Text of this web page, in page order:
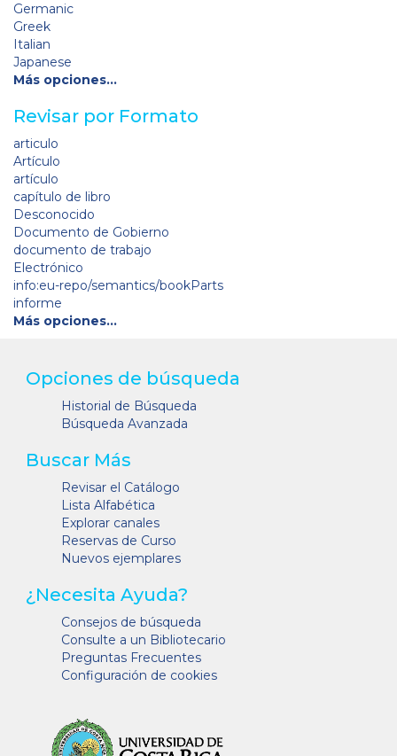
Germanic
Greek
Italian
Japanese
Más opciones…
Revisar por Formato
articulo
Artículo
artículo
capítulo de libro
Desconocido
Documento de Gobierno
documento de trabajo
Electrónico
info:eu-repo/semantics/bookParts
informe
Más opciones…
Opciones de búsqueda
Historial de Búsqueda
Búsqueda Avanzada
Buscar Más
Revisar el Catálogo
Lista Alfabética
Explorar canales
Reservas de Curso
Nuevos ejemplares
¿Necesita Ayuda?
Consejos de búsqueda
Consulte a un Bibliotecario
Preguntas Frecuentes
Configuración de cookies